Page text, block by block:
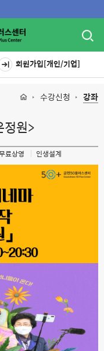
회원가입[개인/기업]
수강신청 강좌
원>
료상영 인생설계